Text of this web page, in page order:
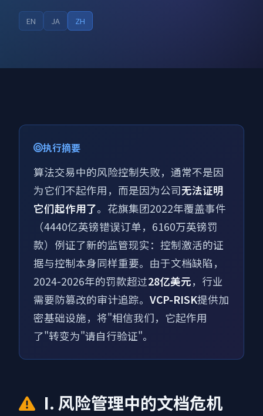
EN JA ZH
执行摘要
算法交易中的风险控制失败，通常不是因
为它们不起作用，而是因为公司无法证明
它们起作用了。花旗集团2022年覆盖事件
（4440亿英镑错误订单，6160万英镑罚
款）例证了新的监管现实：控制激活的证
据与控制本身同样重要。由于文档缺陷，
2024-2026年的罚款超过28亿美元，行业
需要防篡改的审计追踪。 VCP-RISK提供加
密基础设施，将"相信我们，它起作用
了"转变为"请自行验证"。
I. 风险管理中的文档危机